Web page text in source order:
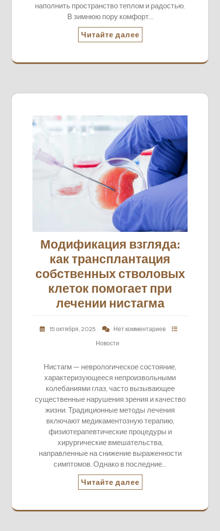
наполнить пространство теплом и радостью.
В зимнюю пору комфорт…
Читайте далее
Модификация взгляда:
как трансплантация
собственных стволовых
клеток помогает при
лечении нистагма
15 октября, 2025
Нет комментариев
Новости
Нистагм — неврологическое состояние,
характеризующееся непроизвольными
колебаниями глаз, часто вызывающее
существенные нарушения зрения и качество
жизни. Традиционные методы лечения
включают медикаментозную терапию,
физиотерапевтические процедуры и
хирургические вмешательства,
направленные на снижение выраженности
симптомов. Однако в последние…
Читайте далее